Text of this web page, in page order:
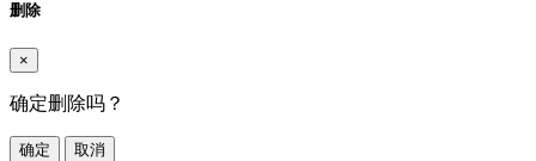
删除
×
确定删除吗？
确定 取消